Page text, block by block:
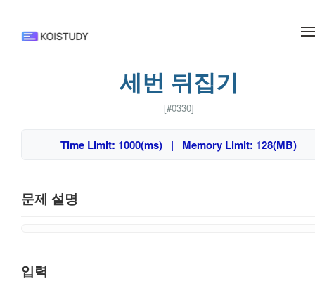
세번 뒤집기
[#0330]
Time Limit: 1000(ms) | Memory Limit: 128(MB)
문제 설명
입력